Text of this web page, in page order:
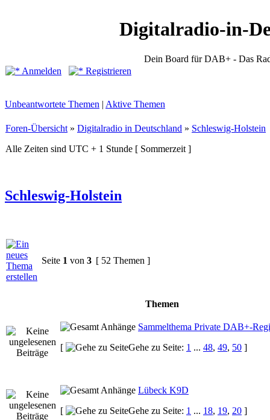
Digitalradio-in-
Dein Board für DAB+ - Das
Anmelden
Registrieren
Unbeantwortete Themen | Aktive Themen
Foren-Übersicht » Digitalradio in Deutschland » Schleswig-Holstein
Alle Zeiten sind UTC + 1 Stunde [ Sommerzeit ]
Schleswig-Holstein
Seite 1 von 3 [ 52 Themen ]
Themen
Sammelthema Private DAB+-
[
Gehe zu Seite: 1 ... 48, 49, 50 ]
Lübeck K9D
[
Gehe zu Seite: 1 ... 18, 19, 20 ]